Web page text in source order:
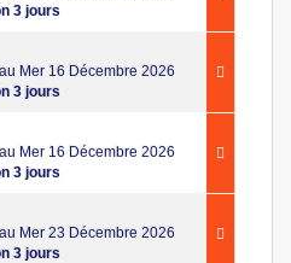
3 jours
Mer 16 Décembre 2026
3 jours
Mer 16 Décembre 2026
3 jours
Mer 23 Décembre 2026
3 jours